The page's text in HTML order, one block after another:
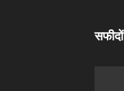
सफीदों